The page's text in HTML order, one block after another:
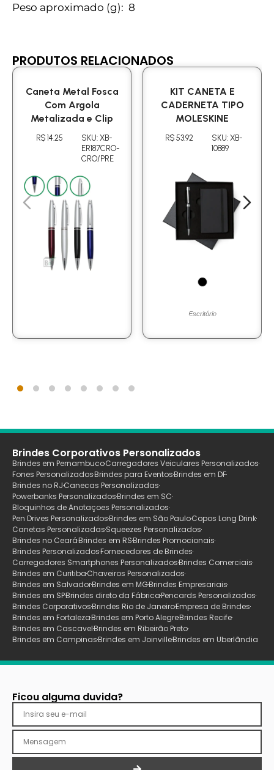
Peso aproximado (g): 8
PRODUTOS RELACIONADOS
Caneta Metal Fosca
Com Argola
Metalizada e Clip
R$ 14.25
SKU: XB-
ER187CRO-
CRO/PRE
KIT CANETA E
CADERNETA TIPO
MOLESKINE
R$ 53.92
SKU: XB-
10889
Escritório
Brindes Corporativos Personalizados
Brindes em PernambucoCarregadores Veiculares Personalizados
Fones PersonalizadosBrindes para EventosBrindes em DF
Brindes no RJCanecas Personalizadas
Powerbanks PersonalizadosBrindes em SC
Bloquinhos de Anotaçoes Personalizados
Pen Drives PersonalizadosBrindes em São PauloCopos Long Drink
Canetas PersonalizadasSqueezes Personalizados
Brindes no CearáBrindes em RSBrindes Promocionais
Brindes PersonalizadosFornecedores de Brindes
Carregadores Smartphones PersonalizadosBrindes Comerciais
Brindes em CuritibaChaveiros Personalizados
Brindes em SalvadorBrindes em MGBrindes Empresariais
Brindes em SPBrindes direto da FábricaPencards Personalizados
Brindes CorporativosBrindes Rio de JaneiroEmpresa de Brindes
Brindes em FortalezaBrindes em Porto AlegreBrindes Recife
Brindes em CascavelBrindes em Ribeirão Preto
Brindes em CampinasBrindes em JoinvilleBrindes em Uberlãndia
Ficou alguma duvida?